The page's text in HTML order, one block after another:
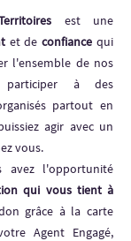
est une
et deconfiance qui
l'ensemble de nos
participer à des
partout en
agir avec un
vous.
avez l'opportunité
qui vous tient à
grâce à la carte
Agent Engagé,